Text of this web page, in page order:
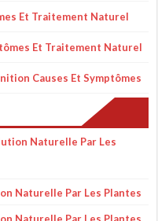
Et Traitement Naturel
Et Traitement Naturel
Causes Et Symptômes
Naturelle Par Les
Naturelle Par Les Plantes